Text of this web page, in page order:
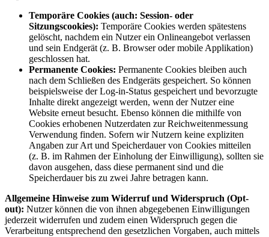
Temporäre Cookies (auch: Session- oder
Sitzungscookies): Temporäre Cookies werden spätestens
gelöscht, nachdem ein Nutzer ein Onlineangebot verlassen
und sein Endgerät (z. B. Browser oder mobile Applikation)
geschlossen hat.
Permanente Cookies: Permanente Cookies bleiben auch
nach dem Schließen des Endgeräts gespeichert. So können
beispielsweise der Log-in-Status gespeichert und bevorzugte
Inhalte direkt angezeigt werden, wenn der Nutzer eine
Website erneut besucht. Ebenso können die mithilfe von
Cookies erhobenen Nutzerdaten zur Reichweitenmessung
Verwendung finden. Sofern wir Nutzern keine expliziten
Angaben zur Art und Speicherdauer von Cookies mitteilen
(z. B. im Rahmen der Einholung der Einwilligung), sollten sie
davon ausgehen, dass diese permanent sind und die
Speicherdauer bis zu zwei Jahre betragen kann.
Allgemeine Hinweise zum Widerruf und Widerspruch (Opt-
out): Nutzer können die von ihnen abgegebenen Einwilligungen
jederzeit widerrufen und zudem einen Widerspruch gegen die
Verarbeitung entsprechend den gesetzlichen Vorgaben, auch mittels